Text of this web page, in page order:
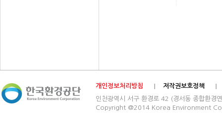
개인정보처리방침
저작권보호정책
인천광역시 서구 환경로 42 (경서동 종합
Copyright @2014 Korea Environment